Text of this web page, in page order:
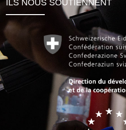
ILS NOUS SOUTIENNENT